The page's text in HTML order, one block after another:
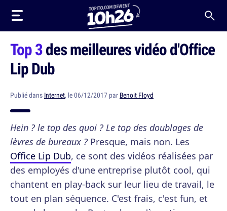
Top 3des meilleures vidéo d'Office
Lip Dub
Publié dans Internet, le 06/12/2017 par Benoit Floyd
Hein ? le top des quoi ? Le top des doublages de
lèvres de bureaux ? Presque, mais non. Les
Office Lip Dub, ce sont des vidéos réalisées par
des employés d'une entreprise plutôt cool, qui
chantent en play-back sur leur lieu de travail, le
tout en plan séquence. C'est frais, c'est fun, et